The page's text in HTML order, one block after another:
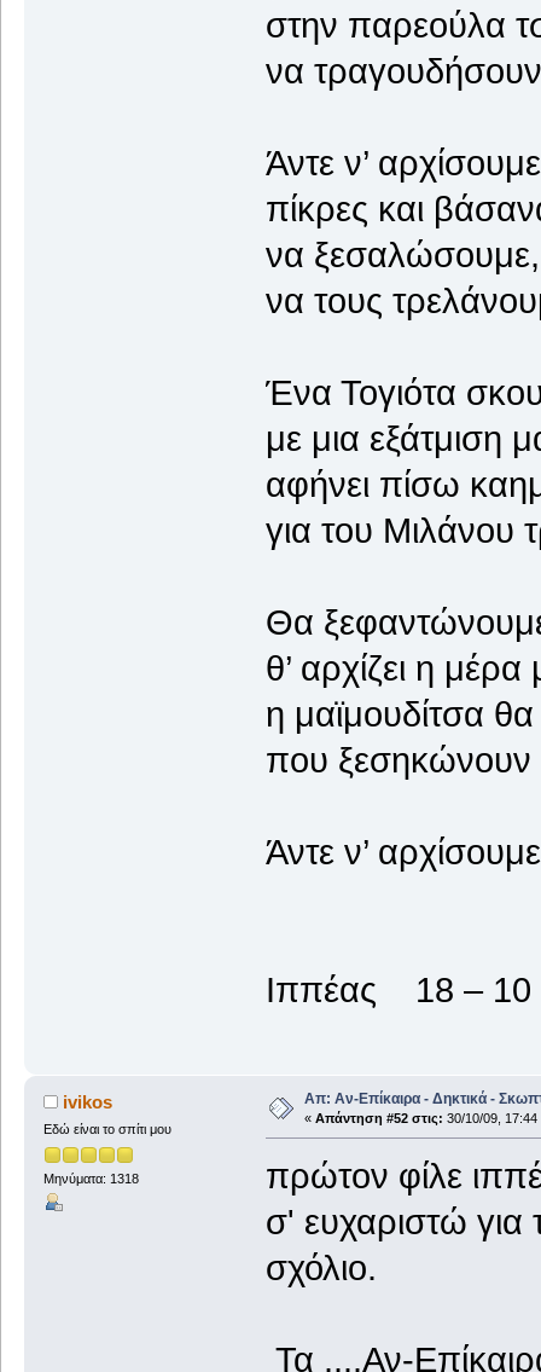
στην παρεούλα
να τραγουδήσουν
Άντε ν’
πίκρες και
να
να τους
Ένα Τογιότα
με μια εξάτμιση
αφήνει πίσω
για του Μιλάνου
Θα
θ’ αρχίζει η
η μαϊμουδίτσα
που ξεσηκώνουν
Άντε ν’
Ιππέας 18 – 10
ivikos
Εδώ είναι το σπίτι μου
Μηνύματα: 1318
Απ: Αν-Επίκαιρα - Δηκτικά -
« Απάντηση #52 στις: 30/10/09, 17:44
πρώτον φίλε
σ' ευχαριστώ για
σχόλιο.
Τα ....Αν-